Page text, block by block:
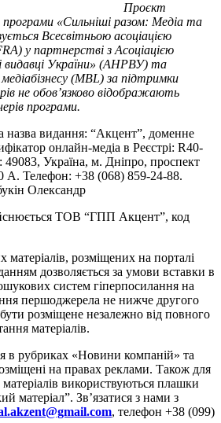
Проєкт
програми «Сильніші разом: Медіа та
Всесвітньою асоціацією
у партнерстві з Асоціацією
видавці України» (АНРВУ) та
(MBL) за підтримки
не обов’язково відображають
програми.
назва видання: “Акцент”, доменне
онлайн-медіа в Реєстрі: R40-
Україна, м. Дніпро, проспект
А. Телефон: +38 (068) 859-24-88.
Олександр
ТОВ “ГПП Акцент”, код
матеріалів, розміщених на порталі
дозволяється за умови вставки в
систем гіперпосилання на
першоджерела не нижче другого
розміщене незалежно від повного
матеріалів.
в рубриках «Новини компаній» та
на правах реклами. Також для
використвуються плашки
матеріал”. Зв’язатися з нами з
, телефон +38 (099)